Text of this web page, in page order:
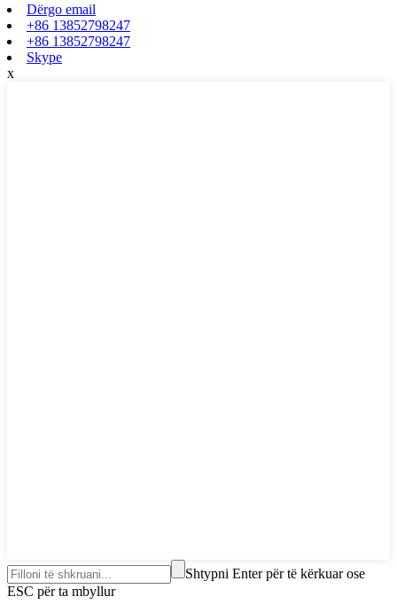
Dërgo email
+86 13852798247
+86 13852798247
Skype
x
Shtypni Enter për të kërkuar ose
ESC për ta mbyllur